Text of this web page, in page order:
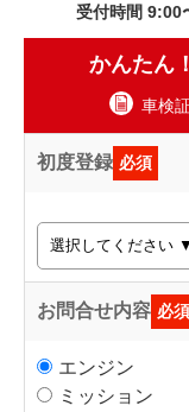
受付時間 9:00
かんたん
車検
初度登録 必須
お問合せ内容 必須
エンジン
ミッション